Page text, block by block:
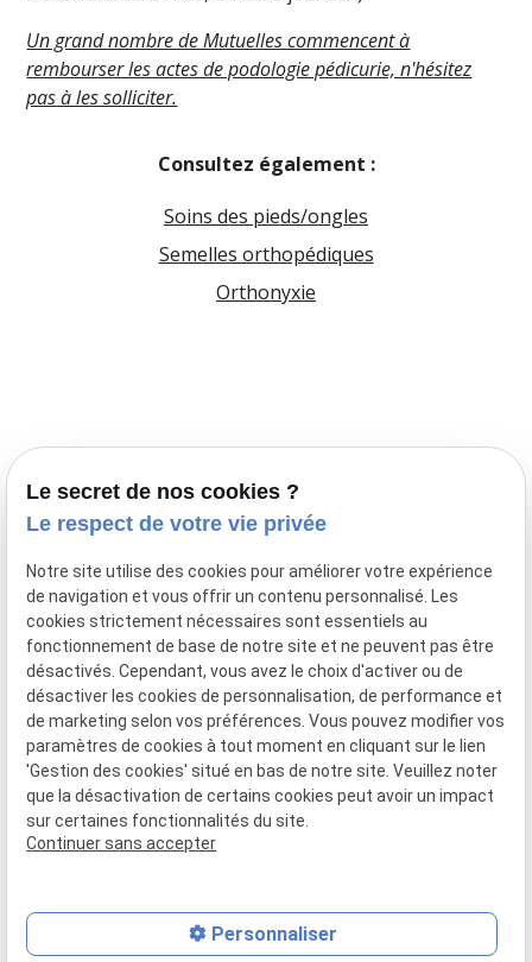
Un grand nombre de Mutuelles commencent à
rembourser les actes de podologie pédicurie, n'hésitez
pas à les solliciter.
Consultez également :
Soins des pieds/ongles
Semelles orthopédiques
Orthonyxie
Raphaël GONGGRYP
La qualité Suisse au service de vos pieds
N° de Siret : 79052166000015
ONPP :
www.onpp.fr
CONTACT
04 91 22 50 82
06 07 01 67 63
Plan du site
Le secret de nos cookies ?
Le respect de votre vie privée
Notre site utilise des cookies pour améliorer votre expérience
de navigation et vous offrir un contenu personnalisé. Les
cookies strictement nécessaires sont essentiels au
fonctionnement de base de notre site et ne peuvent pas être
désactivés. Cependant, vous avez le choix d'activer ou de
désactiver les cookies de personnalisation, de performance et
de marketing selon vos préférences. Vous pouvez modifier vos
paramètres de cookies à tout moment en cliquant sur le lien
'Gestion des cookies' situé en bas de notre site. Veuillez noter
que la désactivation de certains cookies peut avoir un impact
sur certaines fonctionnalités du site.
Continuer sans accepter
Personnaliser